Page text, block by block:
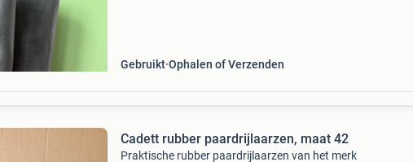
Gebruikt Ophalen of Verzenden
Cadett rubber paardrijlaarzen, maat 42
Praktische rubber paardrijlaarzen van het merk